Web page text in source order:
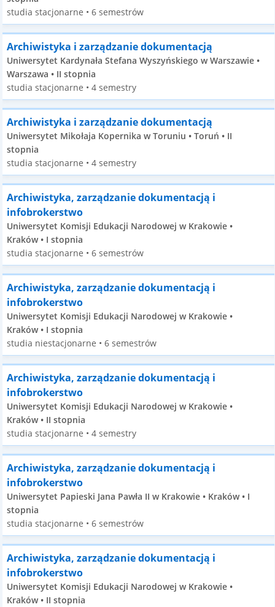
studia stacjonarne • 6 semestrów
Archiwistyka i zarządzanie dokumentacją
Uniwersytet Kardynała Stefana Wyszyńskiego w Warszawie •
Warszawa • II stopnia
studia stacjonarne • 4 semestry
Archiwistyka i zarządzanie dokumentacją
Uniwersytet Mikołaja Kopernika w Toruniu • Toruń • II
stopnia
studia stacjonarne • 4 semestry
Archiwistyka, zarządzanie dokumentacją i
infobrokerstwo
Uniwersytet Komisji Edukacji Narodowej w Krakowie •
Kraków • I stopnia
studia stacjonarne • 6 semestrów
Archiwistyka, zarządzanie dokumentacją i
infobrokerstwo
Uniwersytet Komisji Edukacji Narodowej w Krakowie •
Kraków • I stopnia
studia niestacjonarne • 6 semestrów
Archiwistyka, zarządzanie dokumentacją i
infobrokerstwo
Uniwersytet Komisji Edukacji Narodowej w Krakowie •
Kraków • II stopnia
studia stacjonarne • 4 semestry
Archiwistyka, zarządzanie dokumentacją i
infobrokerstwo
Uniwersytet Papieski Jana Pawła II w Krakowie • Kraków • I
stopnia
studia stacjonarne • 6 semestrów
Archiwistyka, zarządzanie dokumentacją i
infobrokerstwo
Uniwersytet Komisji Edukacji Narodowej w Krakowie •
Kraków • II stopnia